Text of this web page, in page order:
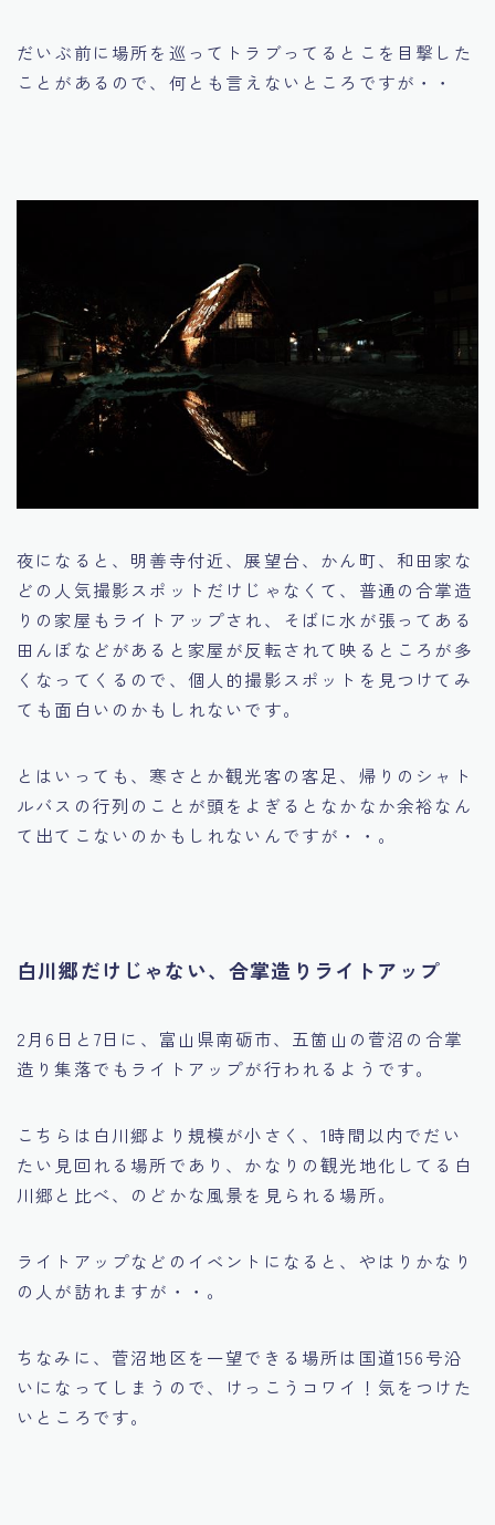
だいぶ前に場所を巡ってトラブってるとこを目撃した
ことがあるので、何とも言えないところですが・・
夜になると、明善寺付近、展望台、かん町、和田家な
どの人気撮影スポットだけじゃなくて、普通の合掌造
りの家屋もライトアップされ、そばに水が張ってある
田んぼなどがあると家屋が反転されて映るところが多
くなってくるので、個人的撮影スポットを見つけてみ
ても面白いのかもしれないです。
とはいっても、寒さとか観光客の客足、帰りのシャト
ルバスの行列のことが頭をよぎるとなかなか余裕なん
て出てこないのかもしれないんですが・・。
白川郷だけじゃない、合掌造りライトアップ
2月6日と7日に、富山県南砺市、五箇山の菅沼の合掌
造り集落でもライトアップが行われるようです。
こちらは白川郷より規模が小さく、1時間以内でだい
たい見回れる場所であり、かなりの観光地化してる白
川郷と比べ、のどかな風景を見られる場所。
ライトアップなどのイベントになると、やはりかなり
の人が訪れますが・・。
ちなみに、菅沼地区を一望できる場所は国道156号沿
いになってしまうので、けっこうコワイ！気をつけた
いところです。